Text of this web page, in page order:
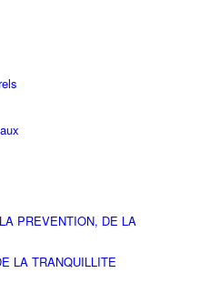
PREVENTION, DE LA
LA TRANQUILLITE